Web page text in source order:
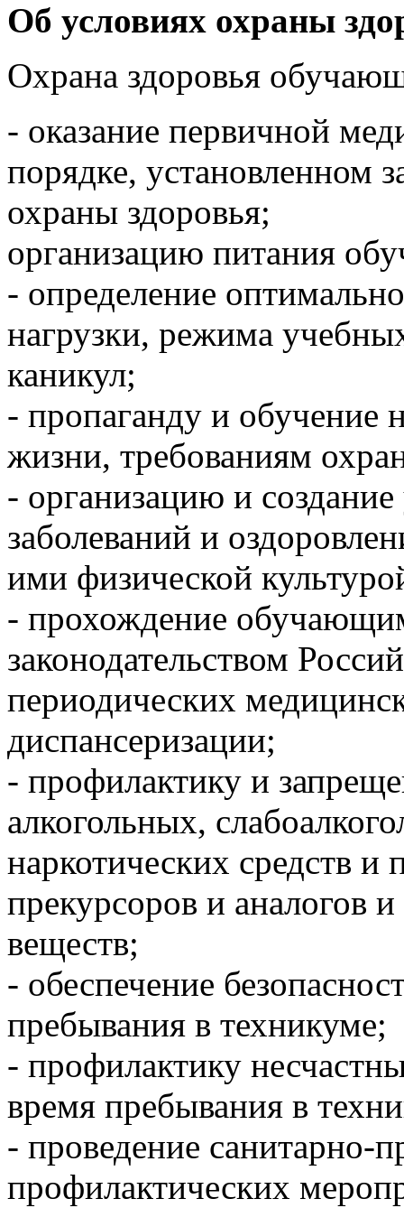
Об условиях охраны
Охрана здоровья
- оказание первичной
порядке, установленном
охраны здоровья;
организацию питания
- определение
нагрузки, режима
каникул;
- пропаганду и обучение
жизни, требованиям
- организацию и
заболеваний и
ими физической
- прохождение
законодательством
периодических
диспансеризации;
- профилактику и
алкогольных,
наркотических средств
прекурсоров и аналогов
веществ;
- обеспечение
пребывания в техникуме;
- профилактику
время пребывания в
- проведение санитарно-
профилактических